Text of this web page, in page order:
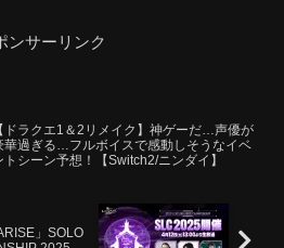
ンサーリンク
ドラクエ1＆2リメイク】神ゲーだ…声優が
華過ぎる…フルボイスで感動しそうなイベ
トシーン予想！【Switch2/ニンダイ】
」SOLO